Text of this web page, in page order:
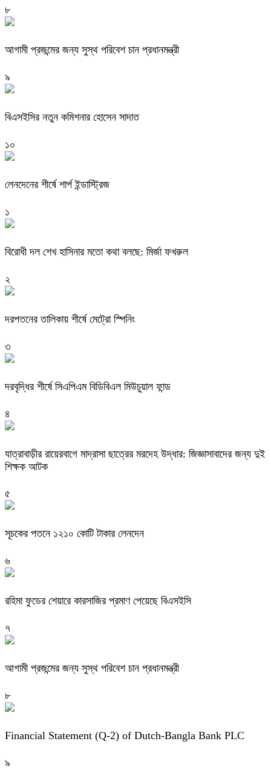
৮
আগামী প্রজন্মের জন্য সুস্থ পরিবেশ চান প্রধানমন্ত্রী
৯
বিএসইসির নতুন কমিশনার হোসেন সাদাত
১০
লেনদেনের শীর্ষে শার্প ইন্ডাস্ট্রিজ
১
বিরোধী দল শেখ হাসিনার মতো কথা বলছে: মির্জা ফখরুল
২
দরপতনের তালিকায় শীর্ষে মেট্রো স্পিনিং
৩
দরবৃদ্ধির শীর্ষে সিএপিএম বিডিবিএল মিউচুয়াল ফান্ড
৪
যাত্রাবাড়ীর রায়েরবাগে মাদ্রাসা ছাত্রের মরদেহ উদ্ধার: জিজ্ঞাসাবাদের জন্য দুই
শিক্ষক আটক
৫
সূচকের পতনে ১২১০ কোটি টাকার লেনদেন
৬
রহিমা ফুডের শেয়ারে কারসাজির প্রমাণ পেয়েছে বিএসইসি
৭
আগামী প্রজন্মের জন্য সুস্থ পরিবেশ চান প্রধানমন্ত্রী
৮
Financial Statement (Q-2) of Dutch-Bangla Bank PLC
৯